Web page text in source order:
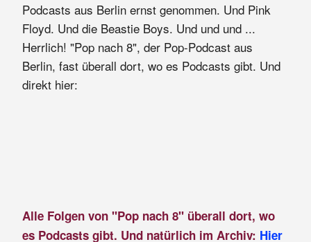
Podcasts aus Berlin ernst genommen. Und Pink
Floyd. Und die Beastie Boys. Und und und ...
Herrlich! "Pop nach 8", der Pop-Podcast aus
Berlin, fast überall dort, wo es Podcasts gibt. Und
direkt hier:
Alle Folgen von "Pop nach 8" überall dort, wo
es Podcasts gibt. Und natürlich im Archiv: Hier